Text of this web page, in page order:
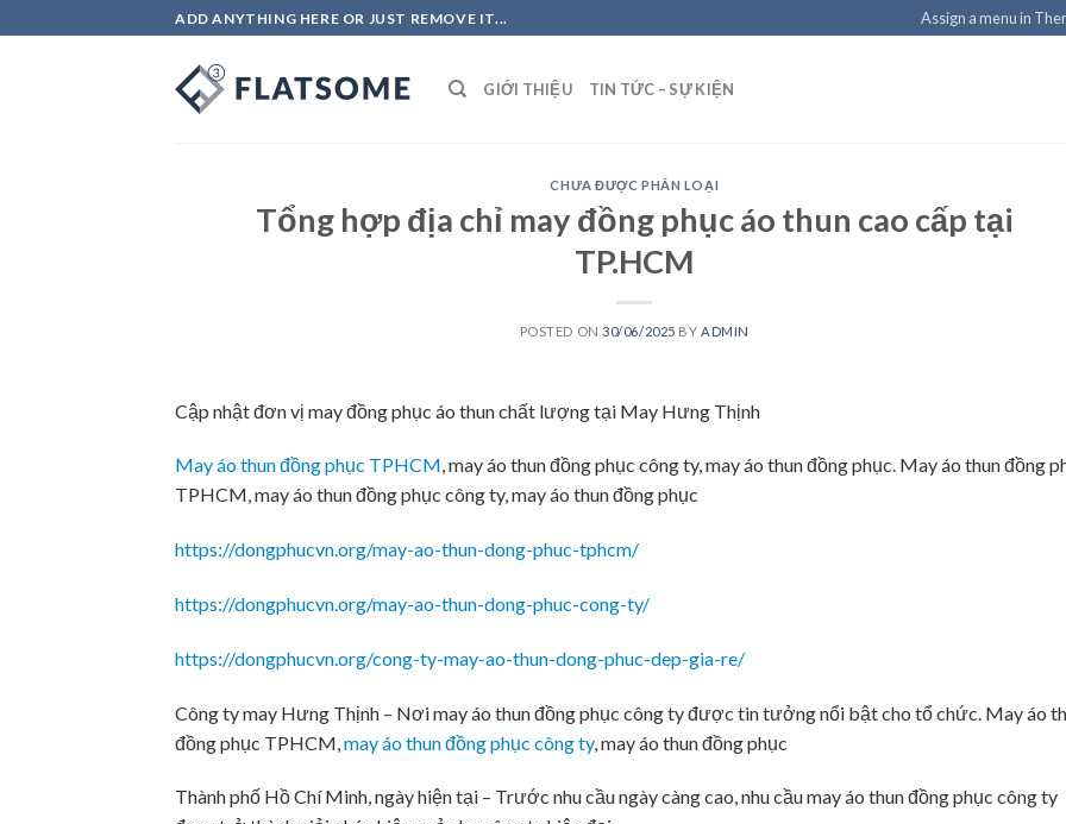
to
ADD ANYTHING HERE OR JUST REMOVE IT... Assign a menu in
GIỚI THIỆU TIN TỨC – SỰ KIỆN
CHƯA ĐƯỢC PHÂN LOẠI
Tổng hợp địa chỉ may đồng phục áo thun cao cấp tại
TP.HCM
POSTED ON30/06/2025 BY ADMIN
Cập nhật đơn vị may đồng phục áo thun chất lượng tại May Hưng Thịnh
May áo thun đồng phục TPHCM, may áo thun đồng phục công ty, may áo thun đồng phục. May áo thun đồng
TPHCM, may áo thun đồng phục công ty, may áo thun đồng phục
https://dongphucvn.org/may-ao-thun-dong-phuc-tphcm/
https://dongphucvn.org/may-ao-thun-dong-phuc-cong-ty/
https://dongphucvn.org/cong-ty-may-ao-thun-dong-phuc-dep-gia-re/
Công ty may Hưng Thịnh – Nơi may áo thun đồng phục công ty được tin tưởng nổi bật cho tổ chức. May áo
đồng phục TPHCM, may áo thun đồng phục công ty, may áo thun đồng phục
Thành phố Hồ Chí Minh, ngày hiện tại – Trước nhu cầu ngày càng cao, nhu cầu may áo thun đồng phục công ty